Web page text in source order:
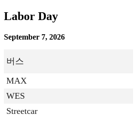
Labor Day
September 7, 2026
버스
MAX
WES
Streetcar